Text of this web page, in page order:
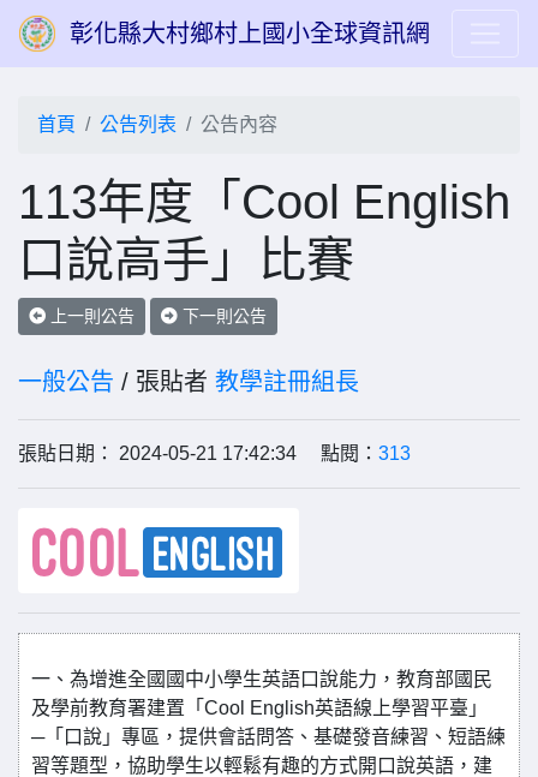
彰化縣大村鄉村上國小全球資訊網
首頁 公告列表 公告內容
113年度「Cool English
口說高手」比賽
上一則公告 下一則公告
一般公告 / 張貼者 教學註冊組長
張貼日期： 2024-05-21 17:42:34 點閱： 313
一、為增進全國國中小學生英語口說能力，教育部國民
及學前教育署建置「Cool English英語線上學習平臺」
─「口說」專區，提供會話問答、基礎發音練習、短語練
習等題型，協助學生以輕鬆有趣的方式開口說英語，建